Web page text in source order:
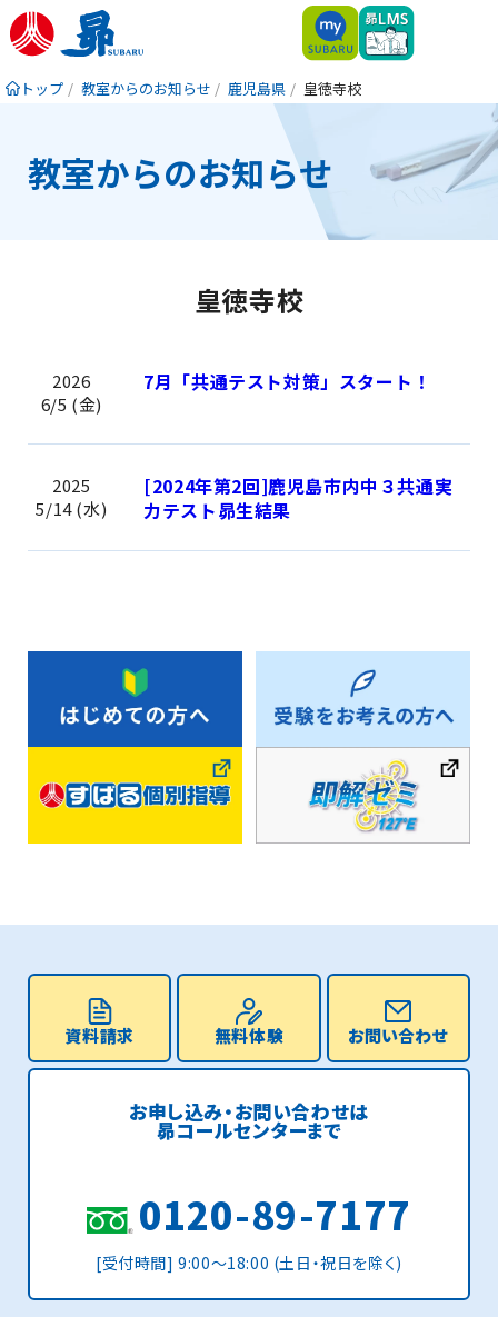
トップ 教室からのお知らせ 鹿児島県 皇徳寺校
教室からのお知らせ
皇徳寺校
2026
6/5 (金)
7月「共通テスト対策」スタート！
2025
5/14 (水)
[2024年第2回]鹿児島市内中３共通実
力テスト昴生結果
資料請求 無料体験 お問い合わせ
お申し込み・お問い合わせは
昴コールセンターまで
0120-89-7177
[受付時間] 9:00〜18:00 (土日・祝日を除く)